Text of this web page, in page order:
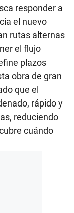
responder a
el nuevo
rutas alternas
el flujo
plazos
obra de gran
que el
rápido y
reduciendo
cuándo